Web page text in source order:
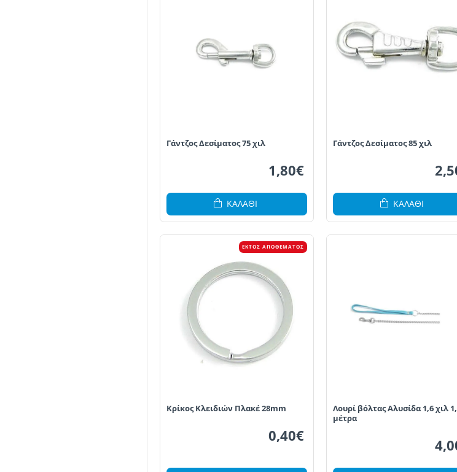
Γάντζος Δεσίματος 75 χιλ
1,80€
ΚΑΛΆΘΙ
Γάντζος Δεσίματος 85 χιλ
ΚΑΛΆΘΙ
ΕΚΤΌΣ ΑΠΟΘΈΜΑΤΟΣ
Κρίκος Κλειδιών Πλακέ 28mm
0,40€
Λουρί βόλτας Αλυσίδα 1,6 χιλ
μέτρα